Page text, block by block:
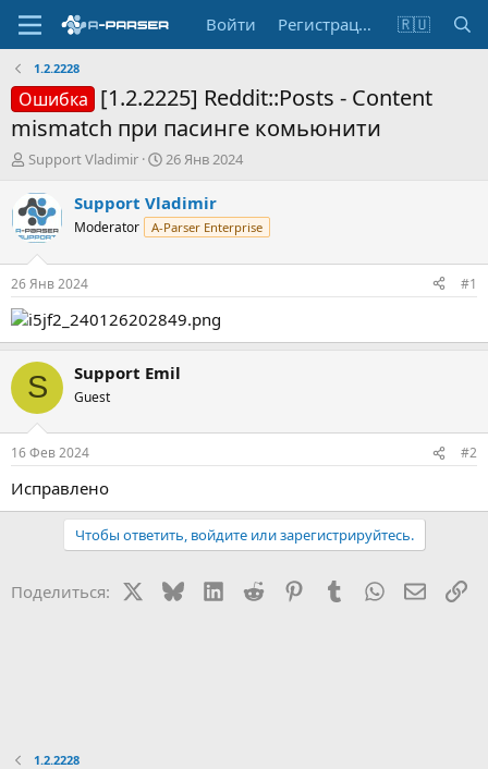
Войти Регистрация 🇷🇺
1.2.2228
Ошибка [1.2.2225] Reddit::Posts - Content
mismatch при пасинге комьюнити
А
т
о
р
т
е
м
ы
Support Vladimir
Д
т
а
н
а
л
26 Янв 2024
Support Vladimir
Moderator A-Parser Enterprise
26 Янв 2024 #1
S Support Emil
Guest
16 Фев 2024 #2
Исправлено
Чтобы ответить, войдите или зарегистрируйтесь.
Поделиться: BlueskyLinkedIn
Reddit PinterestTumblr WhatsApp
1.2.2228